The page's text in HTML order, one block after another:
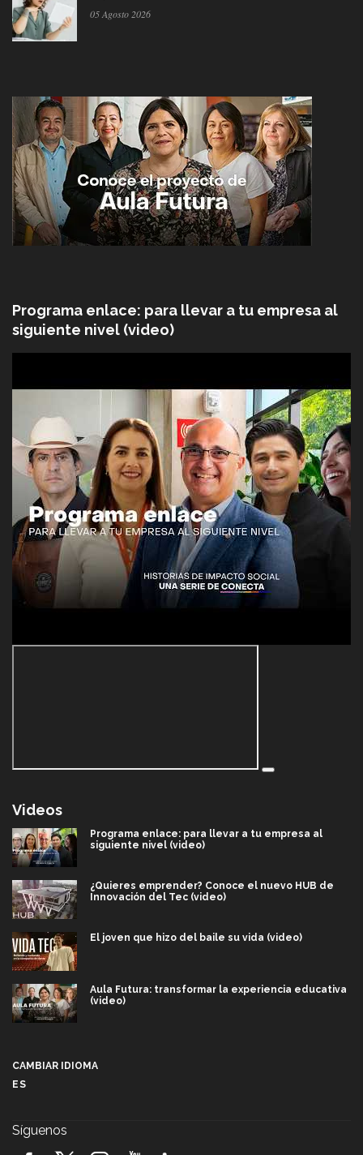
05 Agosto 2026
Programa enlace: para llevar a tu empresa al
siguiente nivel (video)
Videos
Programa enlace: para llevar a tu empresa al
siguiente nivel (video)
¿Quieres emprender? Conoce el nuevo HUB de
Innovación del Tec (video)
El joven que hizo del baile su vida (video)
Aula Futura: transformar la experiencia educativa
(video)
CAMBIAR IDIOMA
ES
Síguenos